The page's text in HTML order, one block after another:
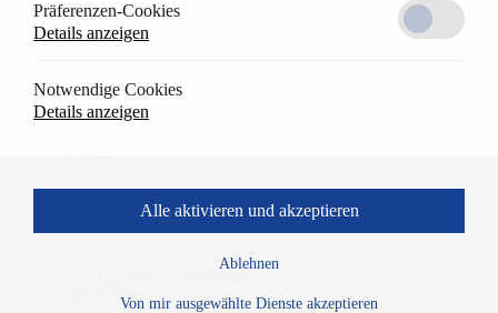
CESeasy
Lösungen
Anwendungen
Downloads
Stellenangebote
Zurück
Webshop-Schulungen
CESentry-Schulungen
Unternehmen
Präferenzen-Cookies
Details anzeigen
Notwendige Cookies
Details anzeigen
Ablehnen
Von mir ausgewählte Dienste akzeptieren
Alle aktivieren und akzeptieren